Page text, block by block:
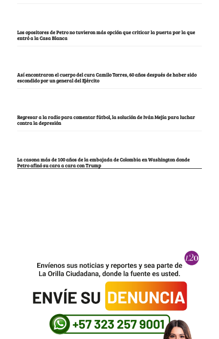
Los opositores de Petro no tuvieron más opción que criticar la puerta por la que
entró a la Casa Blanca
Así encontraron el cuerpo del cura Camilo Torres, 60 años después de haber sido
escondido por un general del Ejército
Regresar a la radio para comentar fútbol, la solución de Iván Mejía para luchar
contra la depresión
La casona más de 100 años de la embajada de Colombia en Washington donde
Petro afinó su cara a cara con Trump